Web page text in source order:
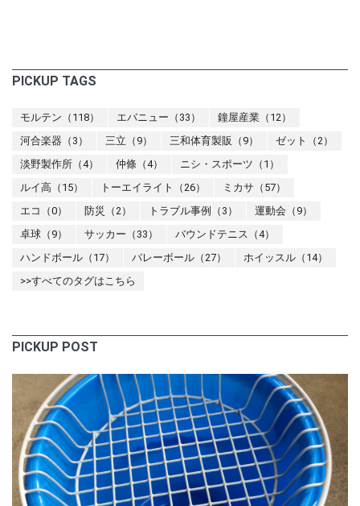
PICKUP TAGS
モルテン（118） エバニュー（33）
鐘屋産業（12）
河合楽器（3）
三立（9） 三和体育製販（9）
ゼット（2）
淡野製作所（4）
仲條（4）
ニシ・スポーツ（1）
ルイ高（15）
トーエイライト（26）
ミカサ（57）
エコ（0）
防災（2） トラブル事例（3）
運動会（9）
卓球（9）
サッカー（33）
バウンドテニス（4）
ハンドボール（17）
バレーボール（27）
ホイッスル（14）
>>すべてのタグはこちら
PICKUP POST